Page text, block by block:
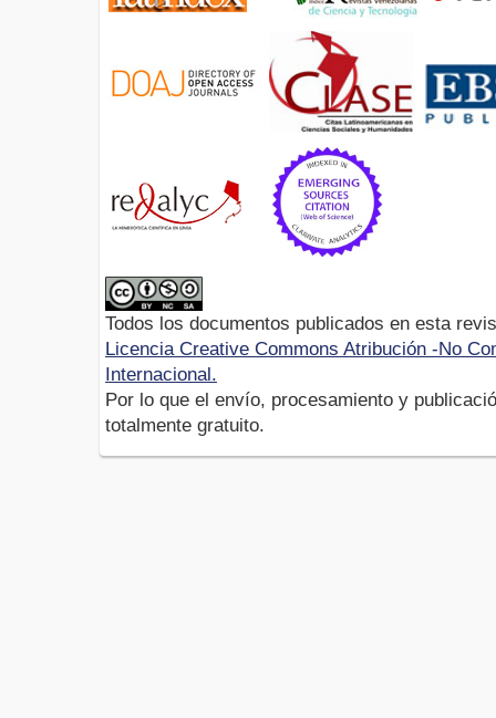
Todos los documentos publicados en esta
Licencia Creative Commons Atribución -No
Internacional.
Por lo que el envío, procesamiento y
totalmente gratuito.